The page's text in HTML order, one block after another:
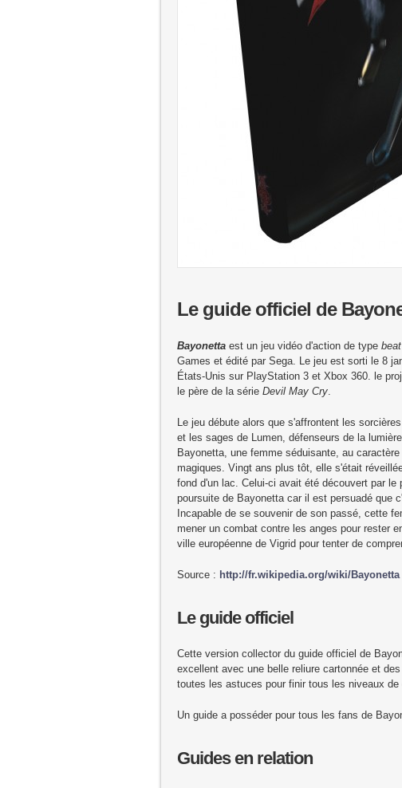
Le guide officiel de
Bayonetta est un jeu vidéo d'action de type
Games et édité par Sega. Le jeu est sorti le 8
États-Unis sur PlayStation 3 et Xbox 360. le
le père de la série Devil May Cry.
Le jeu débute alors que s'affrontent les
et les sages de Lumen, défenseurs de la
Bayonetta, une femme séduisante, au
magiques. Vingt ans plus tôt, elle s'était
fond d'un lac. Celui-ci avait été découvert par le
poursuite de Bayonetta car il est persuadé que
Incapable de se souvenir de son passé, cette
mener un combat contre les anges pour rester
ville européenne de Vigrid pour tenter de
Source : http://fr.wikipedia.org/wiki/Bayonetta
Le guide officiel
Cette version collector du guide officiel de
excellent avec une belle reliure cartonnée et
toutes les astuces pour finir tous les niveaux
Un guide a posséder pour tous les fans de
Guides en relation